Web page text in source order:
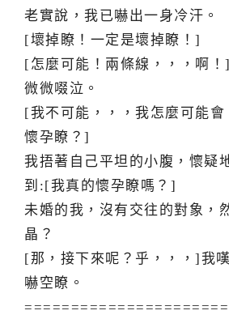
老實說，我已嚇出一身冷汗。
[壞掉瞭！一定是壞掉瞭！]
[怎麼可能！兩條線，，，啊！
微微啜泣。
[我不可能，，，我怎麼可能會
懷孕瞭？]
我捂著自己平坦的小腹，懷疑
到:[我真的懷孕瞭嗎？]
未婚的我，沒有交往的對象，
晶？
[那，接下來呢？乎，，，]我
嚇空瞭。